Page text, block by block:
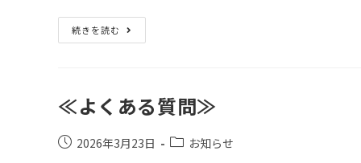
続きを読む
≪よくある質問≫
2026年3月23日 お知らせ